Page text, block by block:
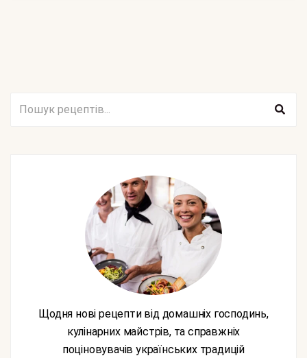
Щодня нові рецепти від домашніх господинь,
кулінарних майстрів, та справжніх
поціновувачів українських традицій